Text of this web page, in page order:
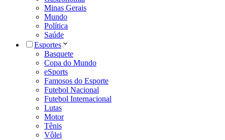
Minas Gerais
Mundo
Política
Saúde
Esportes
Basquete
Copa do Mundo
eSports
Famosos do Esporte
Futebol Nacional
Futebol Internacional
Lutas
Motor
Tênis
Vôlei